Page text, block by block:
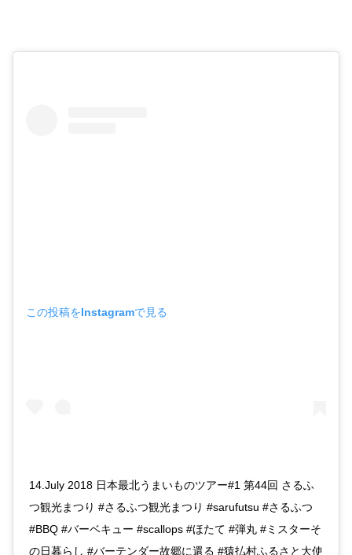
この投稿をInstagramで見る
14.July 2018 日本最北うまいものツアー#1 第44回 さるふ
つ観光まつり #さるふつ観光まつり #sarufutsu #さるふつ
#BBQ #バーベキュー #scallops #ほたて #弾丸 #ミスターそ
の日暮らし #バーテンダー故郷に還る #猿払村ふるさと大使